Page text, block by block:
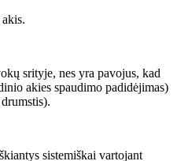
srityje, nes yra pavojus, kad
akies spaudimo padidėjimas)
sistemiškai vartojant